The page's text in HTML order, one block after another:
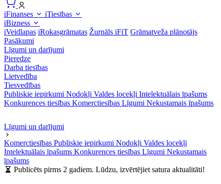
iFinanses
iTiesības
iBizness
iVeidlapas iRokasgrāmatas Žurnāls iFiT Grāmatveža plānotājs
Pasākumi
Līgumi un darījumi
Pieredze
Darba tiesības
Lietvedība
Tiesvedības
Publiskie iepirkumi Nodokļi Valdes locekļi Intelektuālais īpašums
Konkurences tiesības Komerctiesības Līgumi Nekustamais īpašums
Līgumi un darījumi
Komerctiesības Publiskie iepirkumi Nodokļi Valdes locekļi
Intelektuālais īpašums Konkurences tiesības Līgumi Nekustamais
īpašums
Publicēts pirms 2 gadiem. Lūdzu, izvērtējiet satura aktualitāti!